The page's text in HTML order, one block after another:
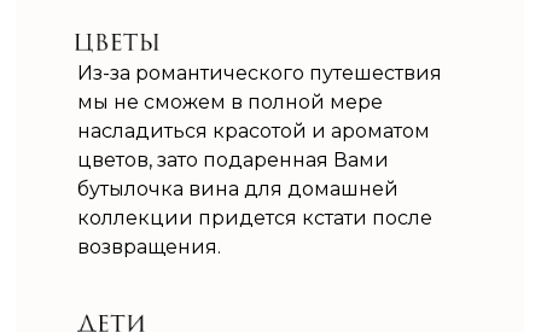
Из-за романтического путешествия
мы не сможем в полной мере
насладиться красотой и ароматом
цветов, зато подаренная Вами
бутылочка вина для домашней
коллекции придется кстати после
возвращения.